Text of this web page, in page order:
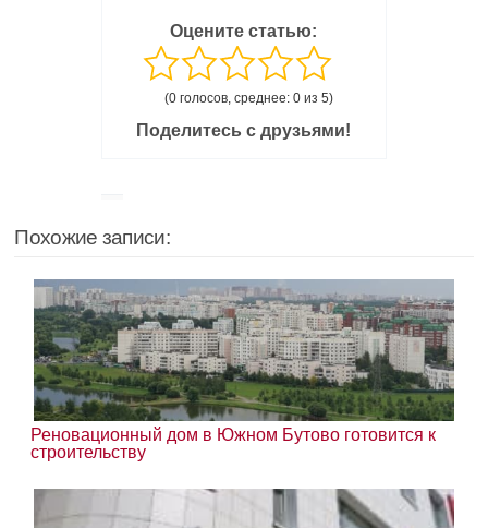
Оцените статью:
(0 голосов, среднее: 0 из 5)
Поделитесь с друзьями!
Похожие записи:
Реновационный дом в Южном Бутово готовится к
строительству